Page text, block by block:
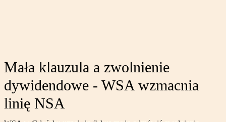
Mała klauzula a zwolnienie
dywidendowe - WSA wzmacnia
linię NSA